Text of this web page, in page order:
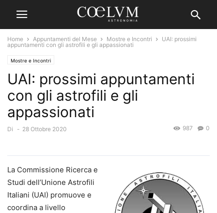
Home Appuntamenti del Mese Mostre e Incontri
UAI: prossimi
appuntamenti con gli astrofili e gli appassionati
Mostre e Incontri
UAI: prossimi appuntamenti
con gli astrofili e gli
appassionati
Di - 28 Ottobre 2020 0
987
La Commissione Ricerca e
Studi dell’Unione Astrofili
Italiani (UAI) promuove e
coordina a livello